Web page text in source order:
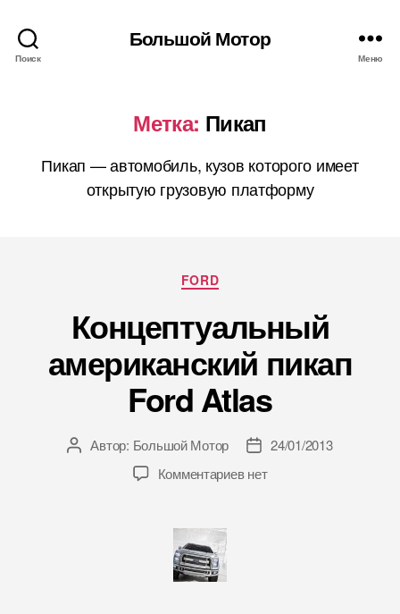
Поиск
Большой Мотор
Меню
Метка: Пикап
Пикап — автомобиль, кузов которого имеет
открытую грузовую платформу
Рубрики
FORD
Концептуальный
американский пикап
Ford Atlas
АвторАвтор: Большой Мотор
Дата24/01/2013
Комментариев нет